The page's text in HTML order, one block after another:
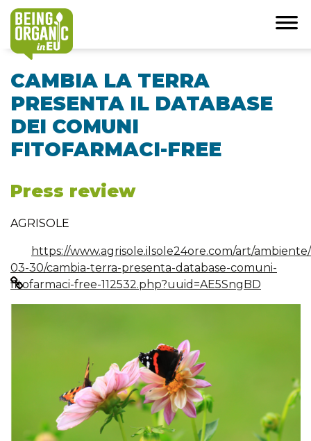
CAMBIA LA TERRA
PRESENTA IL DATABASE
DEI COMUNI
FITOFARMACI-FREE
Press review
AGRISOLE
https://www.agrisole.ilsole24ore.com/art/
03-30/cambia-terra-presenta-database-comuni-
fitofarmaci-free-112532.php?uuid=AE5SngBD